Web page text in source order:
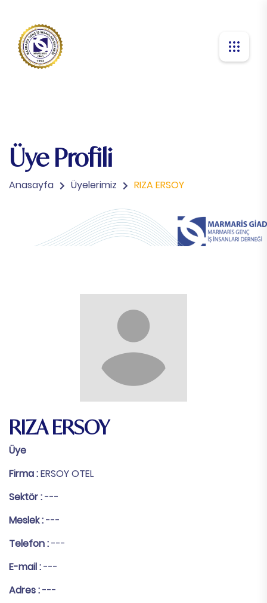
Üye Profili
Anasayfa Üyelerimiz RIZA ERSOY
RIZA ERSOY
Üye
Firma :ERSOY OTEL
Sektör :---
Meslek :---
Telefon :---
E-mail :---
Adres :---